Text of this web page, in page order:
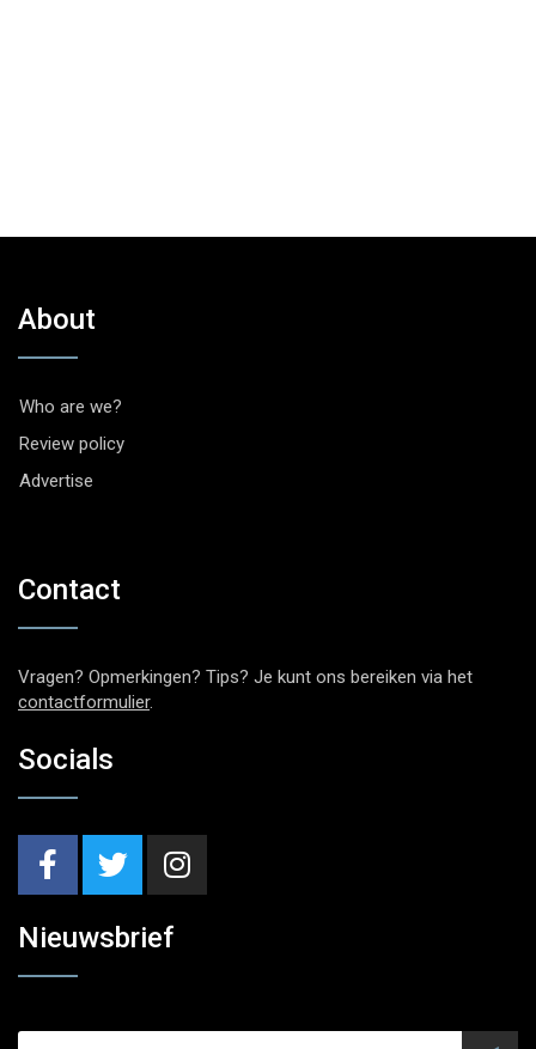
About
Who are we?
Review policy
Advertise
Contact
Vragen? Opmerkingen? Tips? Je kunt ons bereiken via het
contactformulier.
Socials
Nieuwsbrief